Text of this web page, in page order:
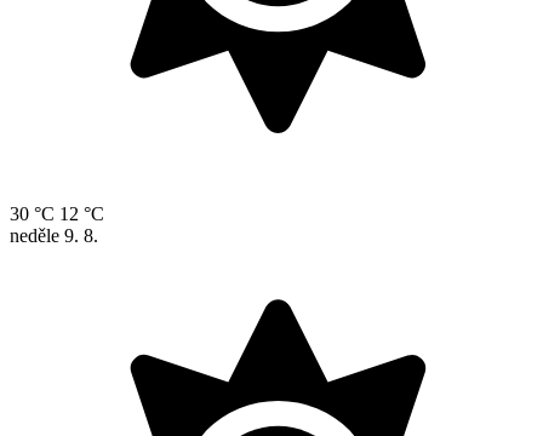
30 °C 12 °C
neděle 9. 8.